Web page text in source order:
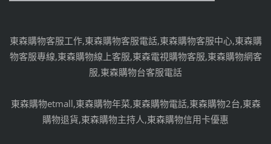
東森購物客服工作,東森購物客服電話,東森購物客服中心,東森購
物客服專線,東森購物線上客服,東森電視購物客服,東森購物網客
服,東森購物台客服電話
東森購物etmall,東森購物年菜,東森購物電話,東森購物2台,東森
購物退貨,東森購物主持人,東森購物信用卡優惠